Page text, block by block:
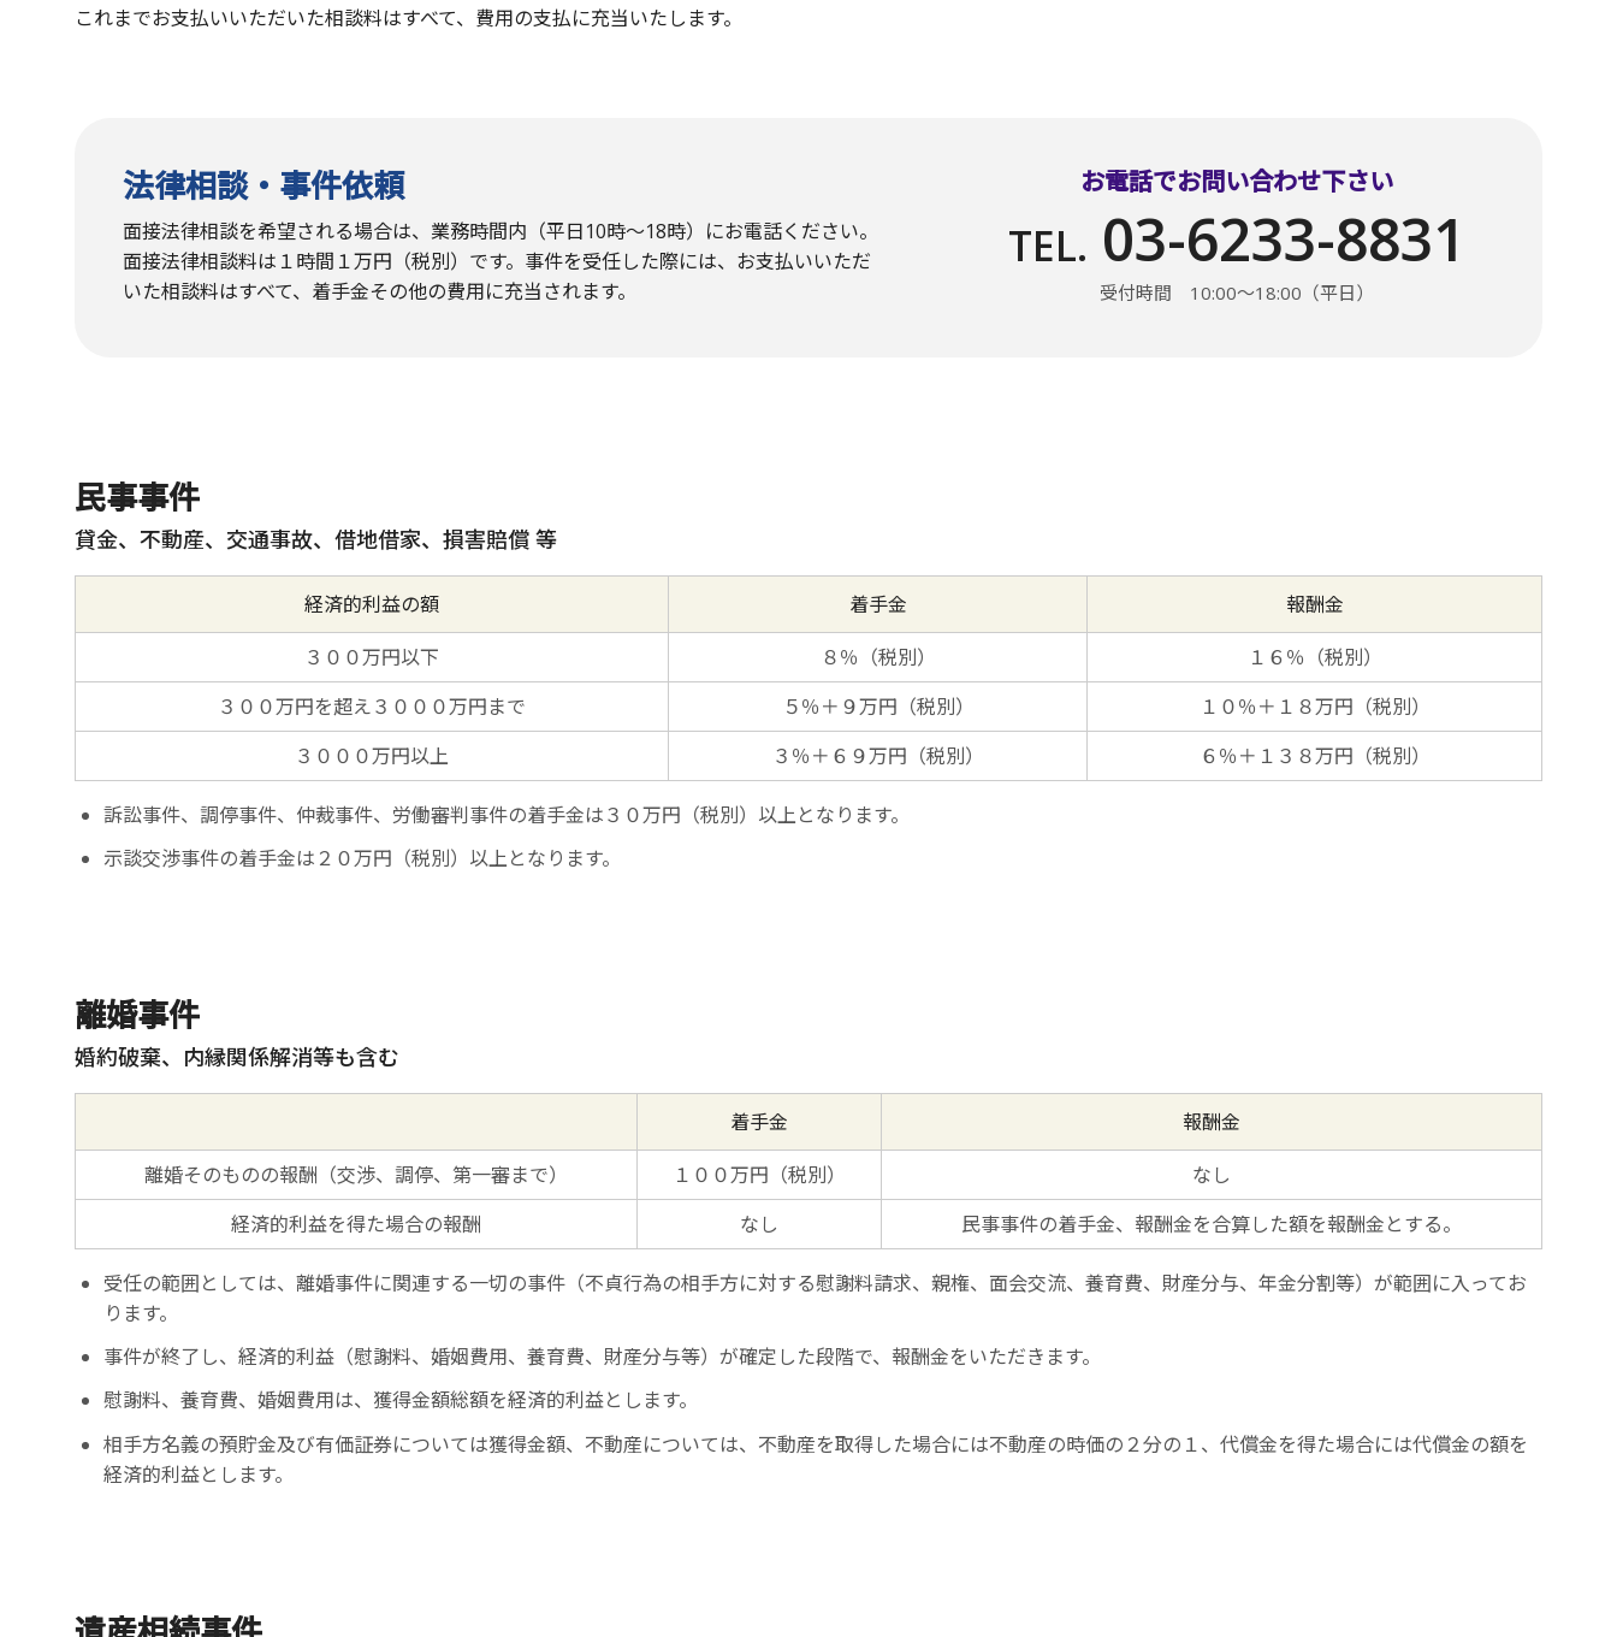
これまでお支払いいただいた相談料はすべて、費用の支払に充当いたします。
法律相談・事件依頼
面接法律相談を希望される場合は、業務時間内（平日10時〜18時）にお電話ください。
面接法律相談料は１時間１万円（税別）です。事件を受任した際には、お支払いいただ
いた相談料はすべて、着手金その他の費用に充当されます。
お電話でお問い合わせ下さい
TEL. 03-6233-8831
受付時間 10:00〜18:00（平日）
民事事件
貸金、不動産、交通事故、借地借家、損害賠償 等
経済的利益の額 着手金
報酬金
３００万円以下
８％（税別）
１６％（税別）
３００万円を超え３０００万円まで
５％＋９万円（税別）
１０％＋１８万円（税別）
３０００万円以上
３％＋６９万円（税別） ６％＋１３８万円（税別）
訴訟事件、調停事件、仲裁事件、労働審判事件の着手金は３０万円（税別）以上となります。
示談交渉事件の着手金は２０万円（税別）以上となります。
離婚事件
婚約破棄、内縁関係解消等も含む
着手金
報酬金
離婚そのものの報酬（交渉、調停、第一審まで）
１００万円（税別）
なし
経済的利益を得た場合の報酬
なし 民事事件の着手金、報酬金を合算した額を報酬金とする。
受任の範囲としては、離婚事件に関連する一切の事件（不貞行為の相手方に対する慰謝料請求、親権、面会交流、養育費、財産分与、年金分割等）が範囲に入ってお
ります。
事件が終了し、経済的利益（慰謝料、婚姻費用、養育費、財産分与等）が確定した段階で、報酬金をいただきます。
慰謝料、養育費、婚姻費用は、獲得金額総額を経済的利益とします。
相手方名義の預貯金及び有価証券については獲得金額、不動産については、不動産を取得した場合には不動産の時価の２分の１、代償金を得た場合には代償金の額を
経済的利益とします。